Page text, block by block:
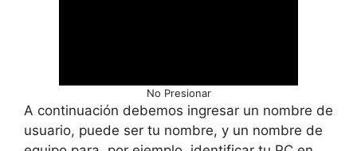
No Presionar
A continuación debemos ingresar un nombre de
usuario, puede ser tu nombre, y un nombre de